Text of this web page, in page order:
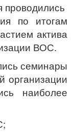
по итогам
актива
ВОС.
семинары
организации
наиболее